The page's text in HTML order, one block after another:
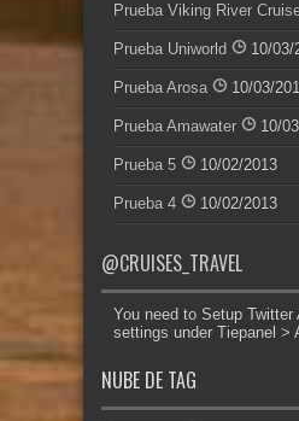
Prueba Viking River
Prueba Uniworld 10/03/
Prueba Arosa 10/03/
Prueba Amawater 10/
Prueba 5 10/02/2013
Prueba 4 10/02/2013
@CRUISES_TRAVEL
You need to Setup Twitter
settings under Tiepanel >
NUBE DE TAG